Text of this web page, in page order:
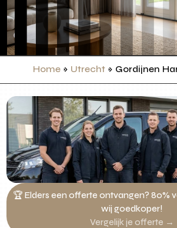
Home » Utrecht » Gordijnen
🏆 Elders een offerte ontvangen? 80%
wij goedkoper!
Vergelijk je offerte →